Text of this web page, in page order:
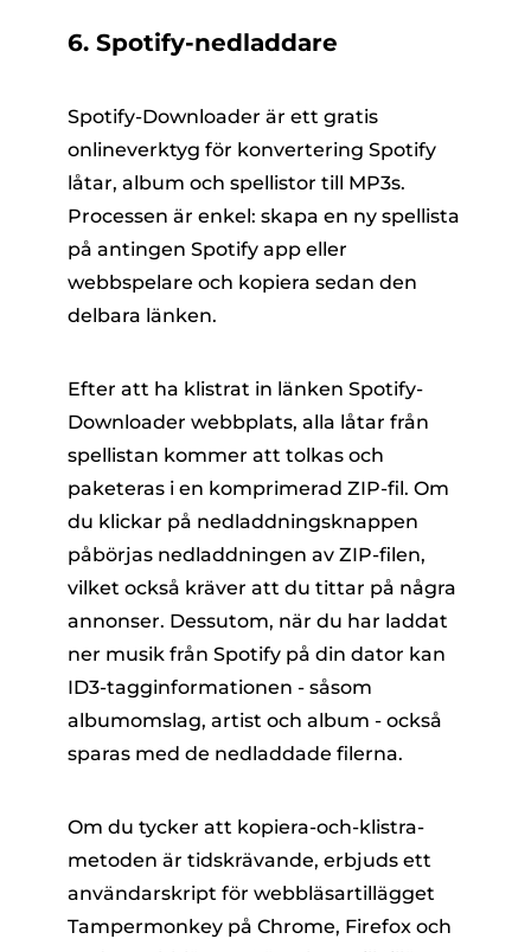
6. Spotify-nedladdare
Spotify-Downloader är ett gratis
onlineverktyg för konvertering Spotify
låtar, album och spellistor till MP3s.
Processen är enkel: skapa en ny spellista
på antingen Spotify app eller
webbspelare och kopiera sedan den
delbara länken.
Efter att ha klistrat in länken Spotify-
Downloader webbplats, alla låtar från
spellistan kommer att tolkas och
paketeras i en komprimerad ZIP-fil. Om
du klickar på nedladdningsknappen
påbörjas nedladdningen av ZIP-filen,
vilket också kräver att du tittar på några
annonser. Dessutom, när du har laddat
ner musik från Spotify på din dator kan
ID3-tagginformationen - såsom
albumomslag, artist och album - också
sparas med de nedladdade filerna.
Om du tycker att kopiera-och-klistra-
metoden är tidskrävande, erbjuds ett
användarskript för webbläsartillägget
Tampermonkey på Chrome, Firefox och